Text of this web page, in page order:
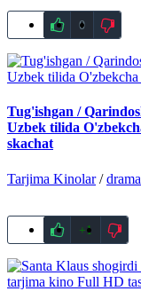
0
Tug'ishgan /
Uzbek tilida
skachat
Tarjima Kinolar/drama
+1